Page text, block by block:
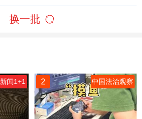
请收好
换一批
新闻1+1 2 中国法治观察